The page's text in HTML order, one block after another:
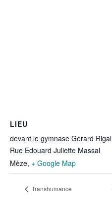
LIEU
devant le gymnase Gérard Rigal
Rue Edouard Juliette Massal
Mèze, + Google Map
Transhumance